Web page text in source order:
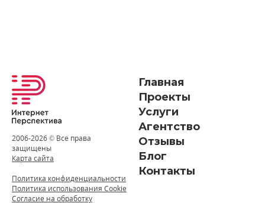
2006-2026 © Все права
защищены
Карта сайта
Политика конфиденциальности
Политика использования Cookie
Согласие на обработку
Главная
Проекты
Услуги
Агентство
Отзывы
Блог
Контакты